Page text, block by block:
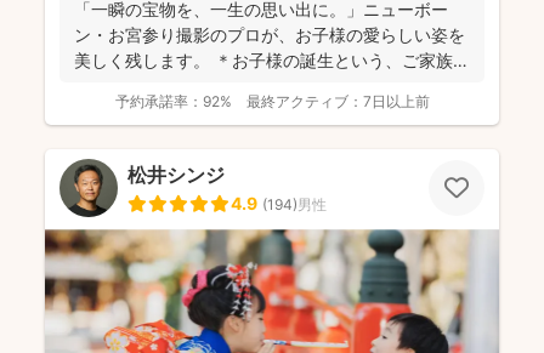
「一瞬の宝物を、一生の思い出に。」ニューボー
ン・お宮参り撮影のプロが、お子様の愛らしい姿を
美しく残します。 ＊お子様の誕生という、ご家族に
予約承諾率： 92% 最終アクティブ： 7日以上前
松井シンジ
4.9 (194)男性